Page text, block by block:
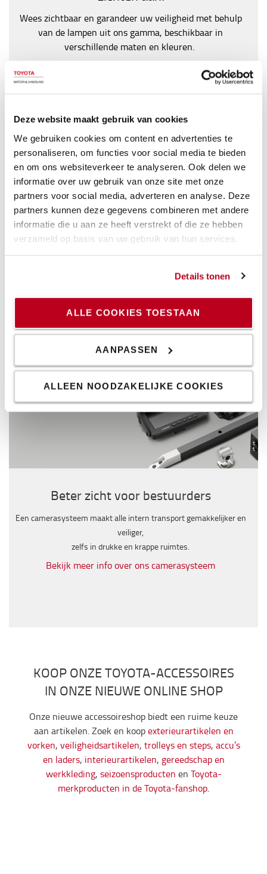
Deze website maakt gebruik van cookies
We gebruiken cookies om content en advertenties te
personaliseren, om functies voor social media te bieden
en om ons websiteverkeer te analyseren. Ook delen we
informatie over uw gebruik van onze site met onze
partners voor social media, adverteren en analyse. Deze
partners kunnen deze gegevens combineren met andere
informatie die u aan ze heeft verstrekt of die ze hebben
verzameld op basis van uw gebruik van hun services.
Details tonen
ALLE COOKIES TOESTAAN
AANPASSEN
ALLEEN NOODZAKELIJKE COOKIES
Wees zichtbaar en garandeer uw veiligheid met behulp
van de lampen uit ons gamma, beschikbaar in
verschillende maten en kleuren.
Laat alles op rolletjes lopen
vlotjes, zelfs wanneer ze zwaar beladen zijn.
Lees meer over onze steps en trolleys
Beter zicht voor bestuurders
Een camerasysteem maakt alle intern transport gemakkelijker en
veiliger,
zelfs in drukke en krappe ruimtes.
Bekijk meer info over ons camerasysteem
KOOP ONZE TOYOTA-ACCESSOIRES
IN ONZE NIEUWE ONLINE SHOP
Onze nieuwe accessoireshop biedt een ruime keuze
aan artikelen. Zoek en koopexterieurartikelen en
vorken, veiligheidsartikelen, trolleys en steps, accu’s
en laders, interieurartikelen, gereedschap en
werkkleding, seizoensproducten en Toyota-
merkproducten in de Toyota-fanshop.